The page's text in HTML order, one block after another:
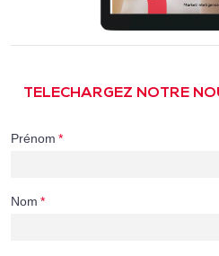
TELECHARGEZ NOTRE